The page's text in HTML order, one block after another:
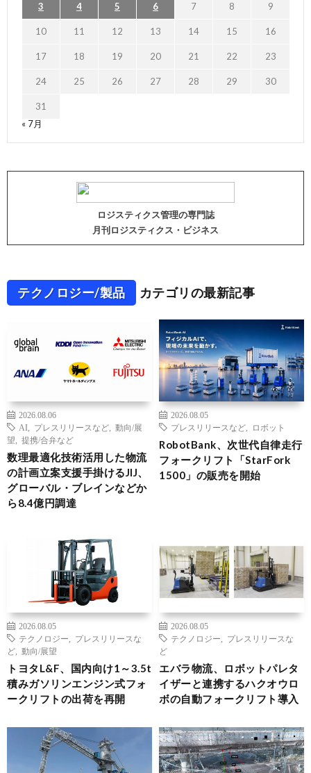
3 4 5 6 7 8 9
10 11 12 13 14 15 16
17 18 19 20 21 22 23
24 25 26 27 28 29 30
31
« 7月
ロジスティクス管理の専門誌
月刊ロジスティクス・ビジネス
テクノロジー/製品 カテゴリの最新記事
2026.08.06
AI
プレスリリースなど
動向/展
望
提携/合弁など
数理最適化技術活用した物流
の計画立案支援手掛けるJIJ、
グローバル・ブレインなどか
ら8.4億円調達
2026.08.05
プレスリリースなど
ロボット
RobotBank、次世代自律走行
フォークリフト「StarFork
1500」の販売を開始
2026.08.05
テクノロジー
プレスリリースな
ど
動向/展望
トヨタL&F、国内向け1～3.5t
積みガソリンエンジン式フォ
ークリフトの出荷を再開
2026.08.05
テクノロジー
プレスリリースな
ど
エバラ物流、ロボットパレタ
イザーと連携するハクオウロ
ボの自動フォークリフト導入